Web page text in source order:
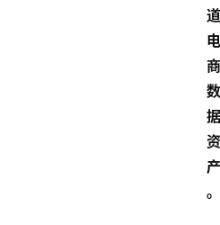
道
电
商
数
据
资
产
。